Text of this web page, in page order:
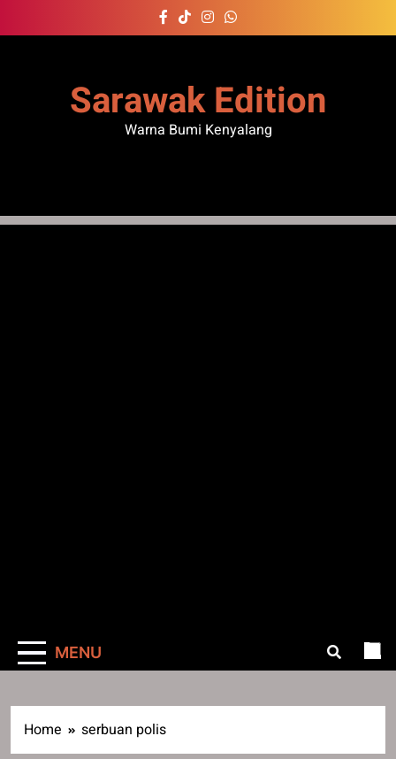
to
Sarawak Edition
Warna Bumi Kenyalang
MENU
Home serbuan polis